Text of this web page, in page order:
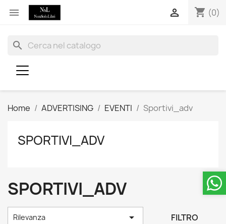
 shopping_cart (0)

search
Home ADVERTISING EVENTI Sportivi_adv
SPORTIVI_ADV
SPORTIVI_ADV
Rilevanza  FILTRO